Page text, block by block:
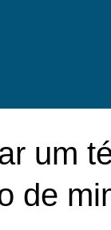
um
de